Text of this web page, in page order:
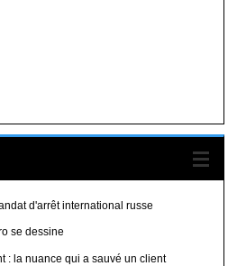
d'arrêt international russe
se dessine
: la nuance qui a sauvé un client